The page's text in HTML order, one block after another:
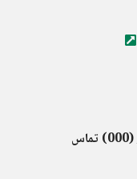
در شرایط عاجل، همیشه با سه صفر (000) تماس